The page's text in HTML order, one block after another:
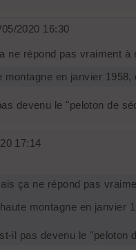
2020 16:30
ne répond pas vraiment à
montagne en janvier
devenu le "peloton de
17:14
ça ne répond pas
montagne en janvier
il pas devenu le "peloton